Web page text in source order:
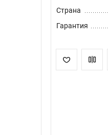
Страна
Гарантия